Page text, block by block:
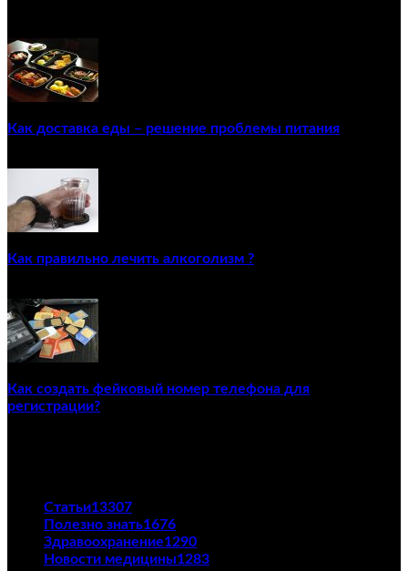
Как доставка еды – решение проблемы питания
Как правильно лечить алкоголизм ?
Как создать фейковый номер телефона для
регистрации?
Статьи13307
Полезно знать1676
Здравоохранение1290
Новости медицины1283